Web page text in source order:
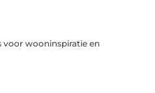
voor wooninspiratie en